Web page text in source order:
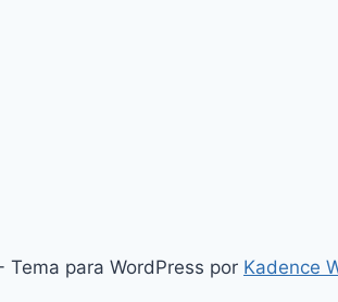
para WordPress por Kadence